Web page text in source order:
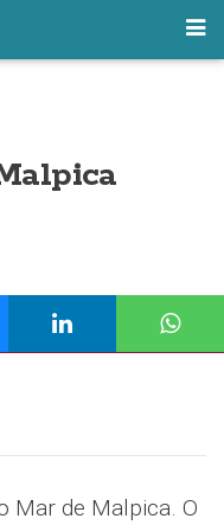
Mar de Malpica. O